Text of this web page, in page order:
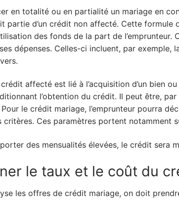
en totalité ou en partialité un mariage en
partie d’un crédit non affecté. Cette formule
des fonds de la part de l’emprunteur.
dépenses. Celles-ci incluent, par
affecté est lié à l’acquisition d’un bien
l’obtention du crédit. Il peut être, par
le crédit mariage, l’emprunteur pourra
critères. Ces paramètres portent notamment
des mensualités élevées, le crédit sera
le taux et le coût du
les offres de crédit mariage, on doit